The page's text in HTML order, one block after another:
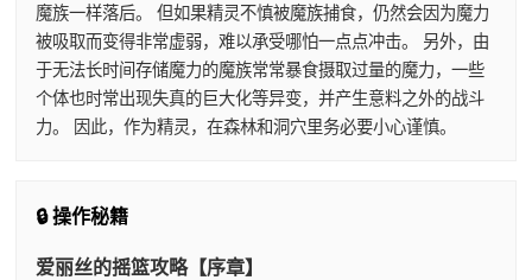
魔族一样落后。 但如果精灵不慎被魔族捕食，仍然会因为魔力
被吸取而变得非常虚弱，难以承受哪怕一点点冲击。 另外，由
于无法长时间存储魔力的魔族常常暴食摄取过量的魔力，一些
个体也时常出现失真的巨大化等异变，并产生意料之外的战斗
力。 因此，作为精灵，在森林和洞穴里务必要小心谨慎。
🔒 操作秘籍
爱丽丝的摇篮攻略【序章】